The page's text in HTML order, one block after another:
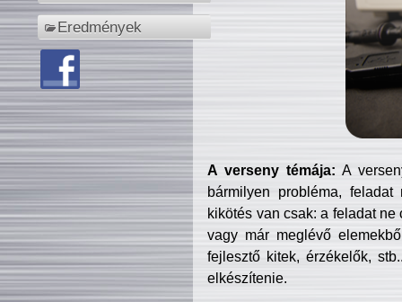
Eredmények
A verseny témája: A
bármilyen probléma, feladat
kikötés van csak: a feladat
vagy már meglévő
fejlesztő kitek, érzékelők,
elkészítenie.